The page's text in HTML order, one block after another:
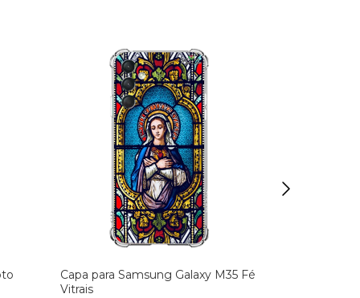
Capa para Samsung Galaxy M35 Fé
Vitrais